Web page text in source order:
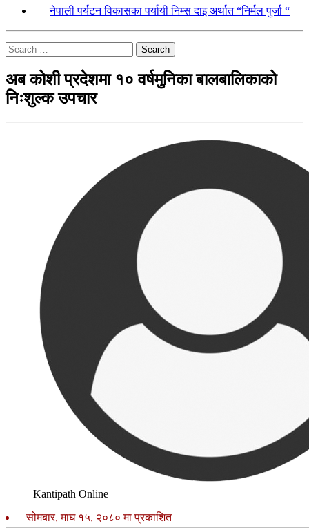
नेपाली पर्यटन विकासका पर्यायी निम्स दाइ अर्थात “निर्मल पुर्जा “
Search
अब कोशी प्रदेशमा १० वर्षमुनिका बालबालिकाको
निःशुल्क उपचार
Kantipath Online
सोमबार, माघ १५, २०८० मा प्रकाशित